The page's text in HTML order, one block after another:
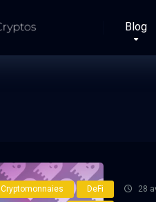
Blog
Cryptomonnaies DeFi 28